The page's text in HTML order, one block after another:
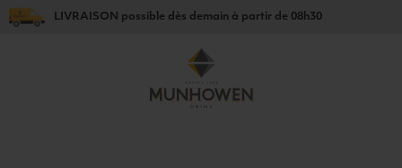
LIVRAISON possible dès demain à partir de 08h30